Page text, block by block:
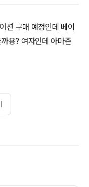
션 구매 예정인데 베이
용? 여자인데 아마존